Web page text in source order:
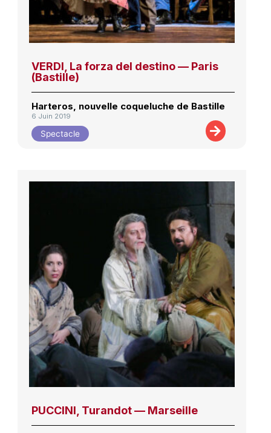
VERDI, La forza del destino — Paris
(Bastille)
Harteros, nouvelle coqueluche de Bastille
6 Juin 2019
Spectacle
PUCCINI, Turandot — Marseille